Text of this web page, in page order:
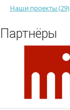
Наши проекты (29)
Партнёры